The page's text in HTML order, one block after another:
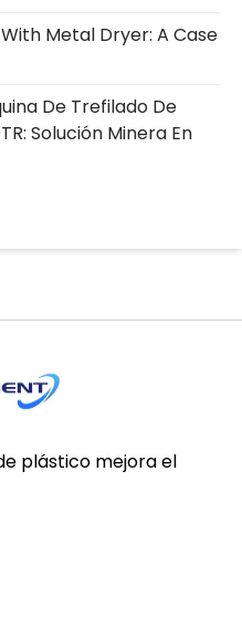
Metal Dryer: A Case
De Trefilado De
Solución Minera En
plástico mejora el